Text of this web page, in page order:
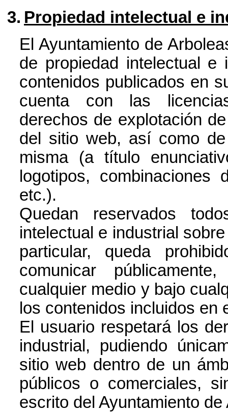
3. Propiedad intelectual e
El Ayuntamiento de
de propiedad intelectual
contenidos publicados en
cuenta con las
derechos de explotación
del sitio web, así como
misma (a título
logotipos,
etc.).
Quedan reservados
intelectual e industrial
particular, queda
comunicar
cualquier medio y bajo
los contenidos incluidos en
El usuario respetará los
industrial, pudiendo
sitio web dentro de un
públicos o comerciales,
escrito del Ayuntamiento de